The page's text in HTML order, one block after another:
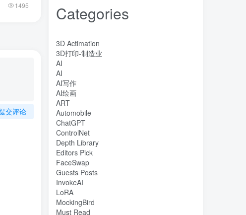
1495
交评论
Categories
3D Actimation
3D打印-制造业
AI
AI
AI写作
AI绘画
ART
Automobile
ChatGPT
ControlNet
Depth Library
Editors Pick
FaceSwap
Guests Posts
InvokeAI
LoRA
MockingBird
Must Read